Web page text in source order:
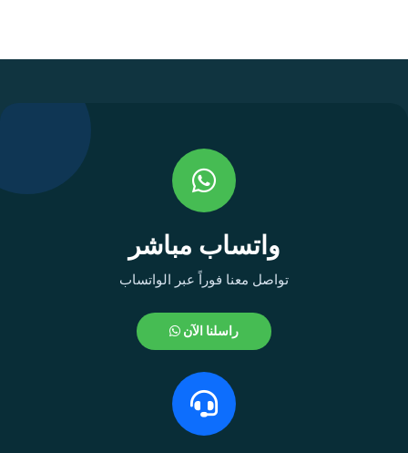
واتساب مباشر
تواصل معنا فوراً عبر الواتساب
راسلنا الآن